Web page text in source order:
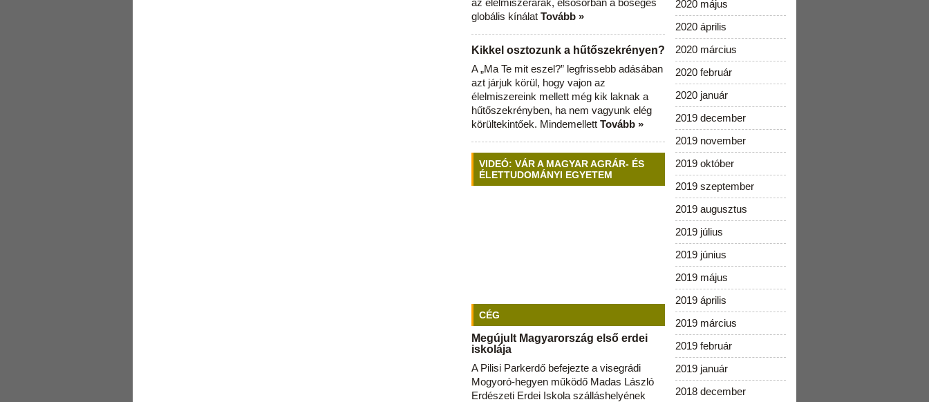
az élelmiszerárak, elsősorban a bőséges
globális kínálat Tovább »
Kikkel osztozunk a hűtőszekrényen?
A „Ma Te mit eszel?” legfrissebb adásában
azt járjuk körül, hogy vajon az
élelmiszereink mellett még kik laknak a
hűtőszekrényben, ha nem vagyunk elég
körültekintőek. Mindemellett Tovább »
VIDEÓ: VÁR A MAGYAR AGRÁR- ÉS
ÉLETTUDOMÁNYI EGYETEM
CÉG
Megújult Magyarország első erdei
iskolája
A Pilisi Parkerdő befejezte a visegrádi
Mogyoró-hegyen működő Madas László
Erdészeti Erdei Iskola szálláshelyének
2020 május
2020 április
2020 március
2020 február
2020 január
2019 december
2019 november
2019 október
2019 szeptember
2019 augusztus
2019 július
2019 június
2019 május
2019 április
2019 március
2019 február
2019 január
2018 december